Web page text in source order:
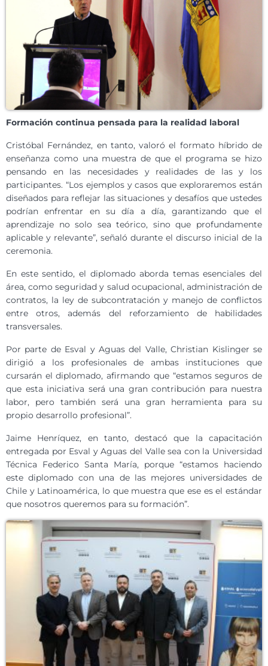
Formación continua pensada para la realidad laboral
Cristóbal Fernández, en tanto, valoró el formato híbrido de
enseñanza como una muestra de que el programa se hizo
pensando en las necesidades y realidades de las y los
participantes. “Los ejemplos y casos que exploraremos están
diseñados para reflejar las situaciones y desafíos que ustedes
podrían enfrentar en su día a día, garantizando que el
aprendizaje no solo sea teórico, sino que profundamente
aplicable y relevante”, señaló durante el discurso inicial de la
ceremonia.
En este sentido, el diplomado aborda temas esenciales del
área, como seguridad y salud ocupacional, administración de
contratos, la ley de subcontratación y manejo de conflictos
entre otros, además del reforzamiento de habilidades
transversales.
Por parte de Esval y Aguas del Valle, Christian Kislinger se
dirigió a los profesionales de ambas instituciones que
cursarán el diplomado, afirmando que “estamos seguros de
que esta iniciativa será una gran contribución para nuestra
labor, pero también será una gran herramienta para su
propio desarrollo profesional”.
Jaime Henríquez, en tanto, destacó que la capacitación
entregada por Esval y Aguas del Valle sea con la Universidad
Técnica Federico Santa María, porque “estamos haciendo
este diplomado con una de las mejores universidades de
Chile y Latinoamérica, lo que muestra que ese es el estándar
que nosotros queremos para su formación”.